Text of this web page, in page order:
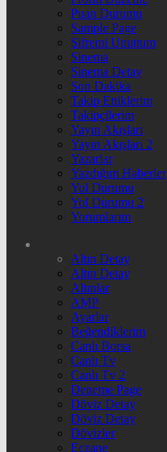
Puan Durumu
Sample Page
Şifremi Unuttum
Sinema
Sinema Detay
Son Dakika
Takip Ettiklerim
Takipçilerim
Yayın Akışları
Yayın Akışları 2
Yazarlar
Yazdığım Haberler
Yol Durumu
Yol Durumu 2
Yorumlarım
Altın Detay
Altın Detay
Altınlar
AMP
Ayarlar
Beğendiklerim
Canlı Borsa
Canlı Tv
Canlı Tv 2
Deneme Page
Döviz Detay
Döviz Detay
Dövizler
Eczane